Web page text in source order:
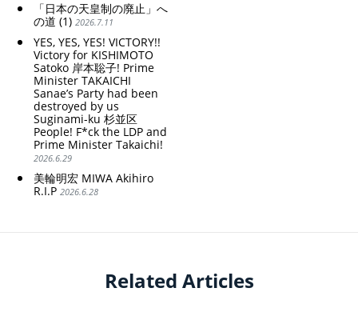
「日本の天皇制の廃止」へ
の道 (1) 2026.7.11
YES, YES, YES! VICTORY!!
Victory for KISHIMOTO
Satoko 岸本聡子! Prime
Minister TAKAICHI
Sanae’s Party had been
destroyed by us
Suginami-ku 杉並区
People! F*ck the LDP and
Prime Minister Takaichi!
2026.6.29
美輪明宏 MIWA Akihiro
R.I.P 2026.6.28
Related Articles